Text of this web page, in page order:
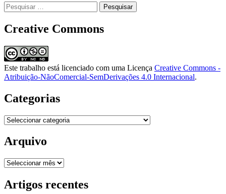
Pesquisar
por:
Creative Commons
Este trabalho está licenciado com uma Licença Creative Commons -
Atribuição-NãoComercial-SemDerivações 4.0 Internacional.
Categorias
Categorias
Arquivo
Arquivo
Artigos recentes